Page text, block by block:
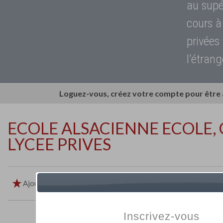
au
cours
Loguez-vous, créez votre compte pour
ECOLE ALSACIENNE ECOLE,
LYCEE PRIVES
Ajouter aux favoris
Inscrivez-vous